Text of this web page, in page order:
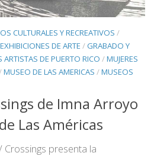
CULTURALES Y RECREATIVOS /
EXHIBICIONES DE ARTE / GRABADO Y
ARTISTAS DE PUERTO RICO /MUJERES
MUSEO DE LAS AMERICAS /MUSEOS
de Imna Arroyo
Las Américas
Crossings presenta la